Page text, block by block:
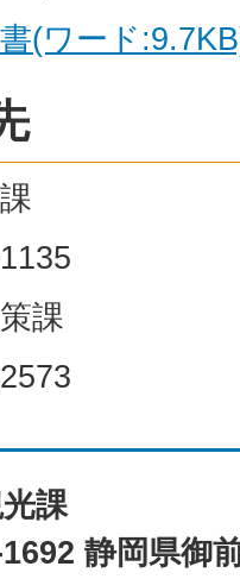
(ワード
課
課
静岡県御